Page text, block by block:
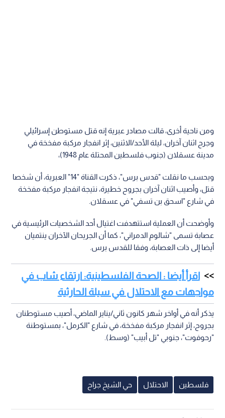
ومن ناحية أخرى، قالت مصادر عبرية إنه قتل مستوطن إسرائيلي
وجرح اثنان آخران، ليلة الأحد/الاثنين، إثر انفجار مركبة مفخخة في
مدينة عسقلان (جنوب فلسطين المحتلة عام 1948)،
وبحسب ما نقلت "قدس برس"، ذكرت القناة "14" العبرية، أن شخصا
قتل، وأصيب اثنان آخران بجروح خطيرة، نتيجة انفجار مركبة مفخخة
في شارع "اسحق بن تسفي" في عسقلان.
وأوضحت أن العملية استتهدفت اغتيال أحد الشخصيات الرئيسية في
عصابة تسمى "شالوم الدمراني"، كما أن الجريحان الآخران ينتميان
أيضا إلى ذات العصابة، وفقا للقدس برس.
اقرأ أيضا : الصحة الفلسطينية: ارتقاء شاب في
مواجهات مع الاحتلال في سيلة الحارثية
يذكر أنه في أواخر شهر كانون ثاني/يناير الماضي، أصيب مستوطنان
بجروح، إثر انفجار مركبة مفخخة، في شارع "الكرمل"، بمستوطنة
"رحوفوت"، جنوبي "تل أبيب" (وسط).
فلسطين الاحتلال حي الشيخ جراح